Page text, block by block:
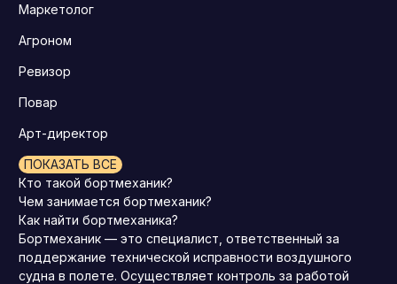
Маркетолог
Агроном
Ревизор
Повар
Арт-директор
ПОКАЗАТЬ ВСЕ
Кто такой бортмеханик?
Чем занимается бортмеханик?
Как найти бортмеханика?
Бортмеханик — это специалист, ответственный за
поддержание технической исправности воздушного
судна в полете. Осуществляет контроль за работой